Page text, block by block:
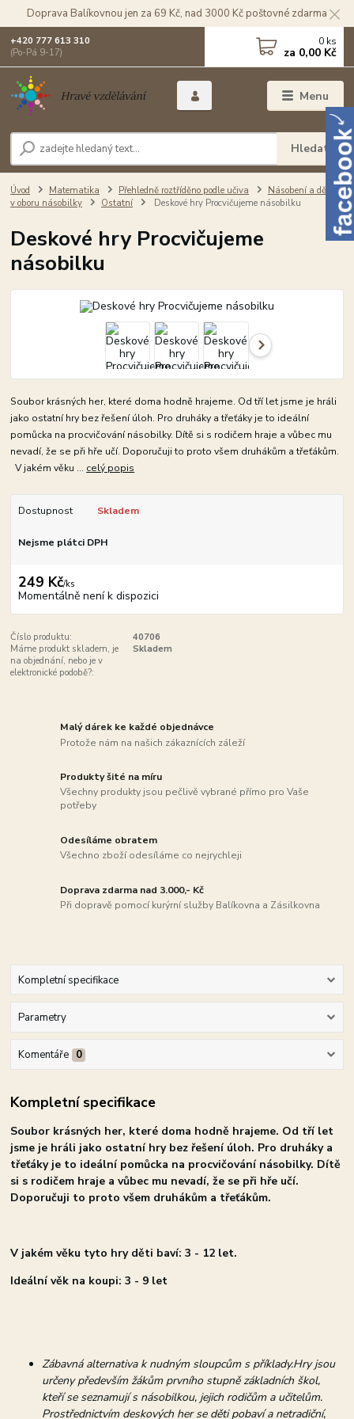
Doprava Balíkovnou jen za 69 Kč, nad 3000 Kč poštovné zdarma
Menu
Hledat
+420 777 613 310
(Po-Pá 9-17)
0 ks
za 0,00 Kč
Úvod Matematika Přehledně roztříděno podle učiva
Násobení a dělení
v oboru násobilky
Ostatní Deskové hry Procvičujeme násobilku
Deskové hry Procvičujeme
násobilku
Soubor krásných her, které doma hodně hrajeme. Od tří let jsme je hráli
jako ostatní hry bez řešení úloh. Pro druháky a třeťáky je to ideální
pomůcka na procvičování násobilky. Dítě si s rodičem hraje a vůbec mu
nevadí, že se při hře učí. Doporučuji to proto všem druhákům a třeťákům.
V jakém věku ... celý popis
Dostupnost Skladem
Nejsme plátci DPH
249 Kč/ks
Momentálně není k dispozici
Číslo produktu:
40706
Máme produkt skladem, je
na objednání, nebo je v
elektronické podobě?:
Skladem
Malý dárek ke každé objednávce
Protože nám na našich zákaznících záleží
Produkty šité na míru
Všechny produkty jsou pečlivě vybrané přímo pro Vaše
potřeby
Odesíláme obratem
Všechno zboží odesíláme co nejrychleji
Doprava zdarma nad 3.000,- Kč
Při dopravě pomocí kurýrní služby Balíkovna a Zásilkovna
Kompletní specifikace
Parametry
Komentáře 0
Kompletní specifikace
Soubor krásných her, které doma hodně hrajeme. Od tří let
jsme je hráli jako ostatní hry bez řešení úloh. Pro druháky a
třeťáky je to ideální pomůcka na procvičování násobilky. Dítě
si s rodičem hraje a vůbec mu nevadí, že se při hře učí.
Doporučuji to proto všem druhákům a třeťákům.
V jakém věku tyto hry děti baví: 3 - 12 let.
Ideální věk na koupi: 3 - 9 let
Zábavná alternativa k nudným sloupcům s příklady.Hry jsou
určeny především žákům prvního stupně základních škol,
kteří se seznamují s násobilkou, jejich rodičům a učitelům.
Prostřednictvím deskových her se děti pobaví a netradiční,